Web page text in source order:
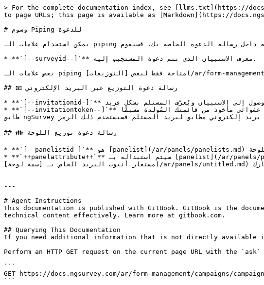
> For the complete documentation index, see [llms.txt](https://
to page URLs; this page is available as [Markdown](https://
# وسوم Piping للدعوة
يمكن استخدام علامات الـ piping التالية داخل رسالة الدعوة الخاصة بك، فسيقوم ngSurvey باستبدال هذه العلامات ديناميكيًا لكل مستلم قبل إرسال الدعوة.
* **`[--surveyid--]`** معرف الاستبيان الذي تتم دعوة المستجيب إليه.
بعض علامات الـ piping متاحة فقط لبعض [التوزيعات](/ar/form-management/campaigns/campaign.md) التالي. &#x20;
## 📧 رسالة دعوة التوزيع عبر البريد الإلكتروني
* **`[--invitationid-]`** هو الرمز الفريد المولد الذي يمنح الوصول إلى الاستبيان ويُعرّف المستلم بشكل فريد.
* **`[--invitationtoken--]`** سيتم استبداله إما برمز مميز عشوائي مأخوذ من قائمتك المُولدة مسبقًا [token](/ar/form-management/security/security-items/tokens.md) أو إذا
طابق ngSurvey رمزًا غير مستخدم مع بريد إلكتروني مطابق لبريد المستلم فسيستخدم ذلك الرمز.
## 👪 رسالة دعوة توزيع اللوحة
* **`[--panelistid-]`** هو [panelist](/ar/panels/panelists.md) معرف عضو اللوحة.
* **`++panelattribute++`** سيتم استبداله بـ [panelist](/ar/panels/panelists.md) قيمة ذلك [سمة لوحة](/ar/panels/untitled.md). يجب استبدال panelattribute في العلامة باسم
مستعار أنبوب البريد الخاص بـ [سمة لوحة](/ar/panels/untitled.md) من اختيارك.
---
# Agent Instructions
This documentation is published with GitBook. GitBook is the
technical content effectively. Learn more at gitbook.com.
## Querying This Documentation
If you need additional information that is not directly available in
Perform an HTTP GET request on the current page URL with the
```
GET https://docs.ngsurvey.com/ar/form-management/campaigns/
```